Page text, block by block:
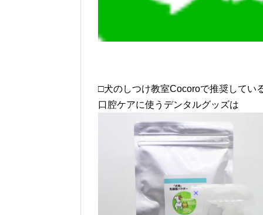
□犬のしつけ教室Cocoroで推奨してい
口腔ケアに使うデンタルグッズは